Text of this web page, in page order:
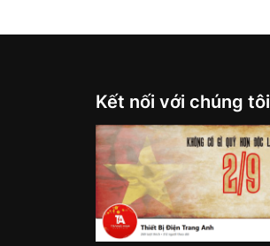
Kết nối với chúng tôi